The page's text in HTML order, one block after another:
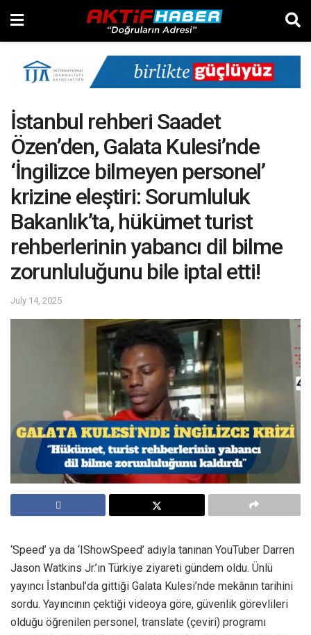
İstanbul rehberi Saadet
Özen’den, Galata Kulesi’nde
‘İngilizce bilmeyen personel’
krizine eleştiri: Sorumluluk
Bakanlık’ta, hükümet turist
rehberlerinin yabancı dil bilme
zorunluluğunu bile iptal etti!
July 14, 2025
‘Speed’ ya da ‘IShowSpeed’ adıyla tanınan YouTuber Darren
Jason Watkins Jr.’ın Türkiye ziyareti gündem oldu. Ünlü
yayıncı İstanbul’da gittiği Galata Kulesi’nde mekânın tarihini
sordu. Yayıncının çektiği videoya göre, güvenlik görevlileri
olduğu öğrenilen personel, translate (çeviri) programı